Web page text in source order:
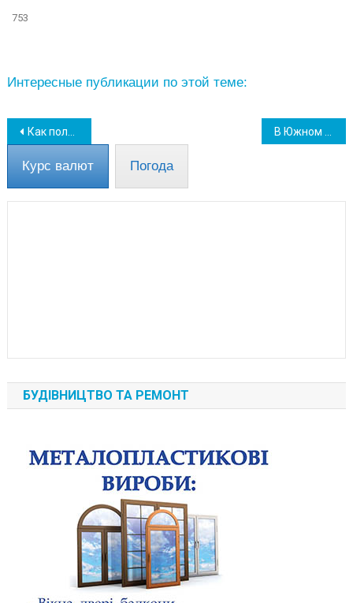
753
Интересные публикации по этой теме:
Навігація
записів
Как получить пенсию и социальные выплаты в военное время – инструкция
Курс валют Погода
БУДІВНИЦТВО ТА РЕМОНТ